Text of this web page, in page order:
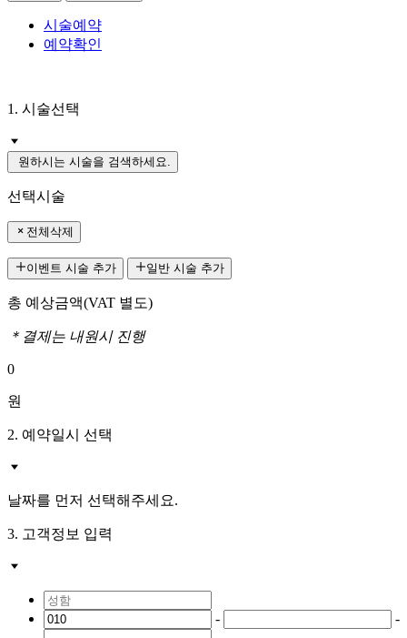
시술예약
예약확인
1. 시술선택
원하시는 시술을 검색하세요.
선택시술
전체삭제
이벤트 시술 추가 일반 시술 추가
총 예상금액(VAT 별도)
＊결제는 내원시 진행
0
원
2. 예약일시 선택
날짜를 먼저 선택해주세요.
3. 고객정보 입력
- -